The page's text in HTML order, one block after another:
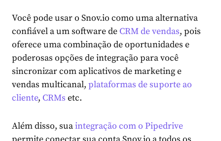
Você pode usar o Snov.io como uma alternativa
confiável a um software de CRM de vendas, pois
oferece uma combinação de oportunidades e
poderosas opções de integração para você
sincronizar com aplicativos de marketing e
vendas multicanal, plataformas de suporte ao
cliente, CRMs etc.
Além disso, suaintegração com o Pipedrive